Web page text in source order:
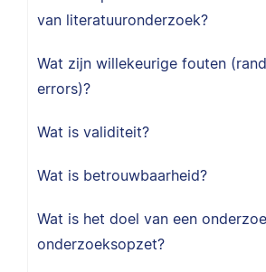
van literatuuronderzoek?
Wat zijn willekeurige fouten
errors)?
Wat is validiteit?
Wat is betrouwbaarheid?
Wat is het doel van een
onderzoeksopzet?